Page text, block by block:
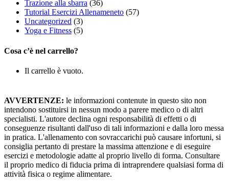
Trazione alla sbarra (36)
Tutorial Esercizi Allenameneto (57)
Uncategorized (3)
Yoga e Fitness (5)
Cosa c’è nel carrello?
Il carrello è vuoto.
AVVERTENZE: le informazioni contenute in questo sito non
intendono sostituirsi in nessun modo a parere medico o di altri
specialisti. L'autore declina ogni responsabilità di effetti o di
conseguenze risultanti dall'uso di tali informazioni e dalla loro messa
in pratica. L'allenamento con sovraccarichi può causare infortuni, si
consiglia pertanto di prestare la massima attenzione e di eseguire
esercizi e metodologie adatte al proprio livello di forma. Consultare
il proprio medico di fiducia prima di intraprendere qualsiasi forma di
attività fisica o regime alimentare.